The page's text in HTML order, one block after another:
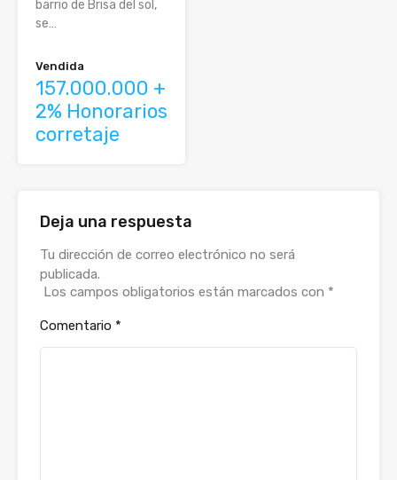
barrio de Brisa del sol,
se…
Vendida
157.000.000 +
2% Honorarios
corretaje
Deja una respuesta
Tu dirección de correo electrónico no será
publicada.
Los campos obligatorios están marcados con *
Comentario *
Alternative: